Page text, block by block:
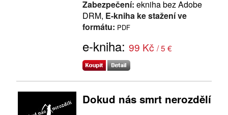
Zabezpečení: ekniha bez Adobe
DRM, E-kniha ke stažení ve
formátu: PDF
e-kniha: 99 Kč / 5 €
Dokud nás smrt nerozdělí